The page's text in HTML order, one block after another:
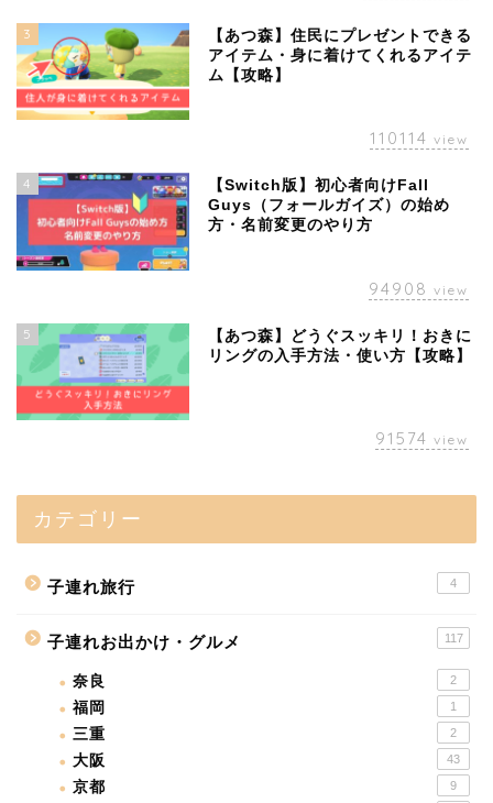
3
【あつ森】住民にプレゼントできる
アイテム・身に着けてくれるアイテ
ム【攻略】
110114 view
4
【Switch版】初心者向けFall
Guys（フォールガイズ）の始め
方・名前変更のやり方
94908 view
5
【あつ森】どうぐスッキリ！おきに
リングの入手方法・使い方【攻略】
91574 view
カテゴリー
子連れ旅行 4
子連れお出かけ・グルメ 117
奈良 2
福岡 1
三重 2
大阪 43
京都 9